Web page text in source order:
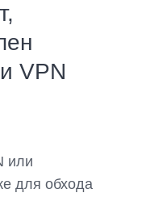
VPN
или
для обхода